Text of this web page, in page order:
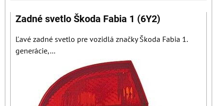
Zadné svetlo Škoda Fabia 1 (6Y2)
Ľavé zadné svetlo pre vozidlá značky Škoda Fabia 1.
generácie,...